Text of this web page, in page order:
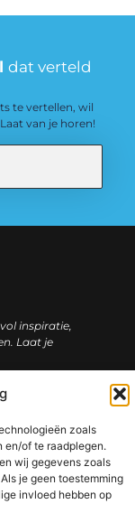
zoals
en/of te raadplegen.
wij gegevens zoals
je geen toestemming
invloed hebben op
dat verteld
te vertellen, wil
van je horen!
inspiratie,
Laat je